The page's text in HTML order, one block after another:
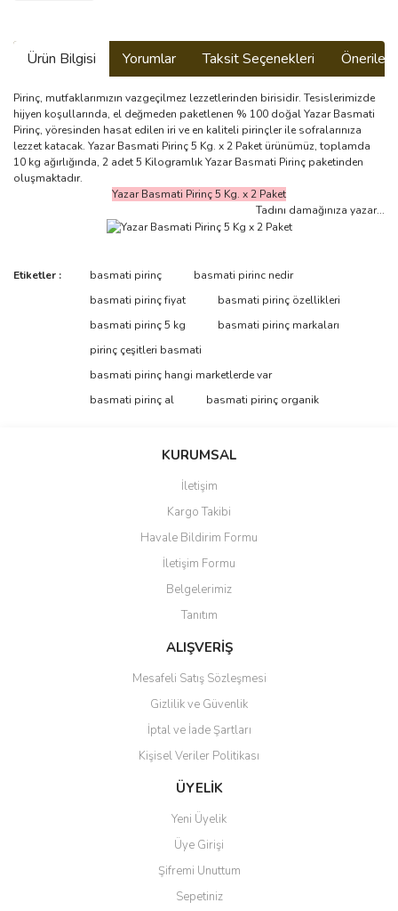
Ürün Bilgisi Yorumlar Taksit Seçenekleri
Pirinç, mutfaklarımızın vazgeçilmez lezzetlerinden birisidir. Tesislerimizde
hijyen koşullarında, el değmeden paketlenen % 100 doğal Yazar Basmati
Pirinç, yöresinden hasat edilen iri ve en kaliteli pirinçler ile sofralarınıza
lezzet katacak. Yazar Basmati Pirinç 5 Kg. x 2 Paket ürünümüz, toplamda
10 kg ağırlığında, 2 adet 5 Kilogramlık Yazar Basmati Pirinç paketinden
oluşmaktadır.
Yazar Basmati Pirinç 5 Kg. x 2 Paket
Tadını damağınıza yazar...
satın alma
Yorumumu kaldıracağınızı biliyorum ama bir daha asla hiçbir
ürününüzü almayacağımı ve sizi herkese anlatacağımı bilmenizi
Bu ürünün fiyat bilgisi, resim, ürün açıklamalarında ve diğer
tarafımıza iletebilirsiniz.
Görüş ve önerileriniz için teşekkür ederiz.
Ürün resmi kalitesiz, bozuk veya görüntülenemiyor.
Ürün açıklamasında eksik bilgiler bulunuyor.
Gönder
Etiketler : basmati pirinç
basmati pirinc nedir
basmati pirinç fiyat
basmati pirinç özellikleri
basmati pirinç 5 kg
basmati pirinç markaları
pirinç çeşitleri basmati
basmati pirinç hangi marketlerde var
basmati pirinç al
basmati pirinç organik
KURUMSAL
İletişim
Kargo Takibi
Havale Bildirim Formu
İletişim Formu
Belgelerimiz
Tanıtım
ALIŞVERİŞ
Mesafeli Satış Sözleşmesi
Gizlilik ve Güvenlik
İptal ve İade Şartları
Kişisel Veriler Politikası
ÜYELİK
Yeni Üyelik
Üye Girişi
Şifremi Unuttum
Sepetiniz